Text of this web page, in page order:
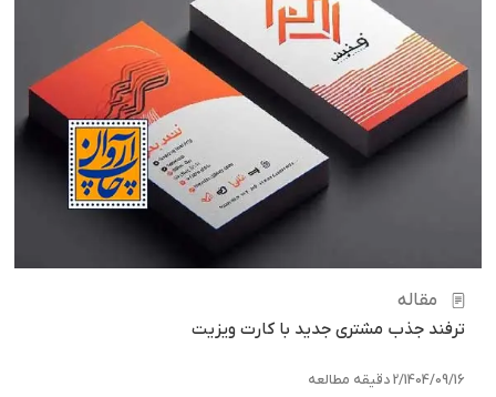
مقاله
ترفند جذب مشتری جدید با کارت ویزیت
1404/09/16
/2 دقیقه مطالعه